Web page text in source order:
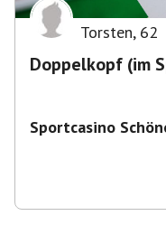
Torsten, 62
Doppelkopf (im
Sportcasino